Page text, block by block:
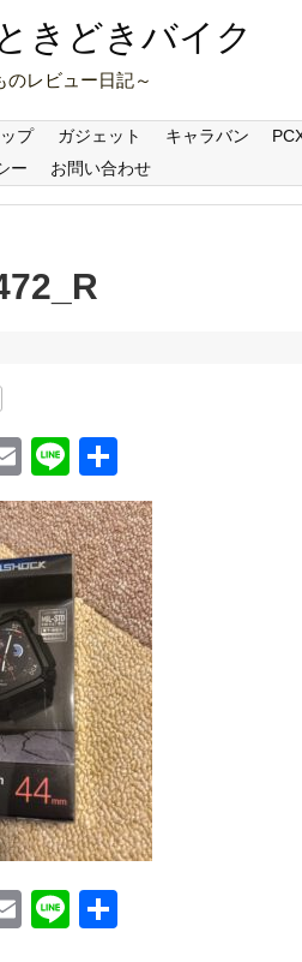
きどきバイク
のレビュー日記～
プ ガジェット キャラバン
ー
お問い合わせ
E
m
ail
Li
n
e
有
E
Li